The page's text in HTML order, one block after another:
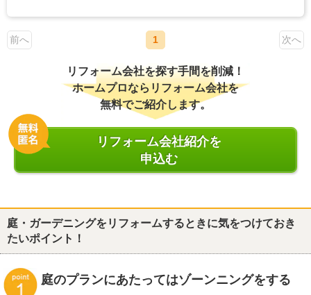
前へ 1 次へ
リフォーム会社を探す手間を削減！
ホームプロならリフォーム会社を
無料でご紹介します。
リフォーム会社紹介を
申込む
庭・ガーデニングをリフォームするときに気をつけておき
たいポイント！
庭のプランにあたってはゾーンニングをする